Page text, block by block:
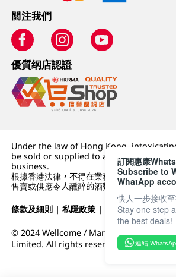
關注我們
優質纲店認證
Under the law of Hong Kong,
be sold or supplied to a minor (under
business.
根據香港法律，不得在業務過程中，向未成
售賣或供應令人醺醉的酒類。
條款及細則 |私隱政策 | DFI零售集團
© 2024 Wellcome / Market Place. The
Limited. All rights reserved.
訂閱惠康
Subscribe to
WhatApp
快人一步接收至
Stay one step
the best deals!
連結